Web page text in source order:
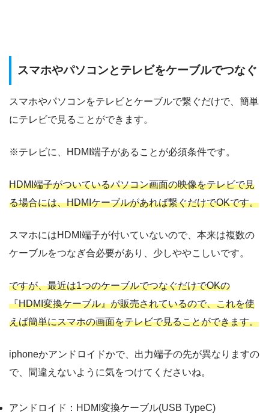
スマホやパソコンとテレビをケーブルでつなぐ
スマホやパソコンをテレビとケーブルで繋ぐだけで、簡単
にテレビで見ることができます。
※テレビに、HDMI端子があることが必須条件です。
HDMI端子がついているパソコン画面の映像をテレビで見
る場合には、HDMIケーブルがあれば繋ぐだけでOKです。
スマホにはHDMI端子が付いていないので、本来は複数の
ケーブルをつなぎ合必要があり、少しややこしいです。
ですが、最近は1つのケーブルでつなぐだけでOKの
『HDMI変換ケーブル』が販売されているので、これを使
えば簡単にスマホの画面をテレビで見ることができます。
iphoneかアンドロイドかで、出力端子の先が異なりますの
で、間違えないように気をつけてくださいね。
アンドロイド：HDMI変換ケーブル(USB TypeC)